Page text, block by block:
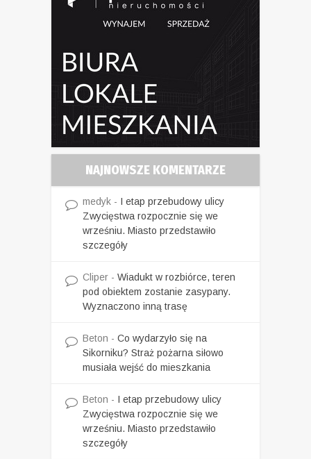
NAJNOWSZE KOMENTARZE
medyk - I etap przebudowy ulicy
Zwycięstwa rozpocznie się we
wrześniu. Miasto przedstawiło
szczegóły
Cliper - Wiadukt w rozbiórce, teren
pod obiektem zostanie zasypany.
Wyznaczono inną trasę
Beton - Co wydarzyło się na
Sikorniku? Straż pożarna siłowo
musiała wejść do mieszkania
Beton - I etap przebudowy ulicy
Zwycięstwa rozpocznie się we
wrześniu. Miasto przedstawiło
szczegóły